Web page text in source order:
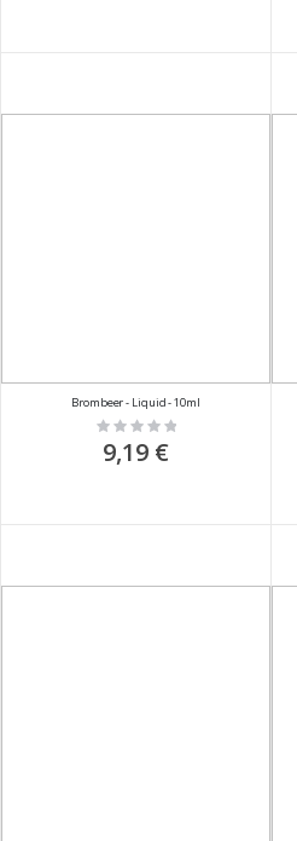
Brombeer - Liquid - 10ml
Rating:
0%
9,19 €